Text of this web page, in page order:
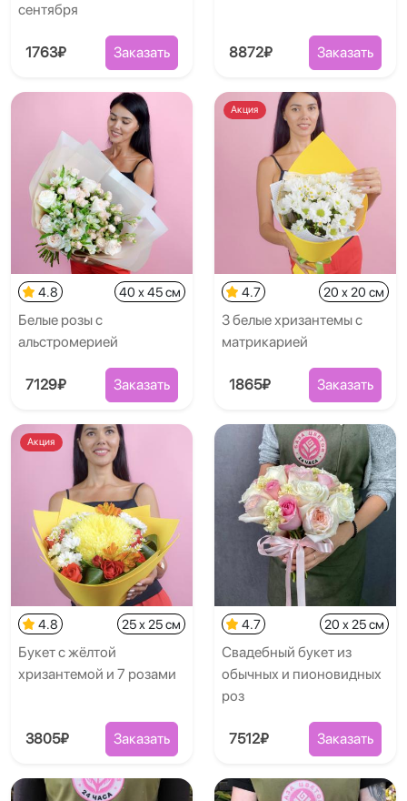
сентября
1763₽ Заказать 8872₽ Заказать
4.8 40 x 45 см
Белые розы с
альстромерией
7129₽ Заказать
Акция
4.7 20 x 20 см
3 белые хризантемы с
матрикарией
1865₽ Заказать
Акция
4.8 25 x 25 см
Букет с жёлтой
хризантемой и 7 розами
3805₽ Заказать
4.7 20 x 25 см
Свадебный букет из
обычных и пионовидных
роз
7512₽ Заказать